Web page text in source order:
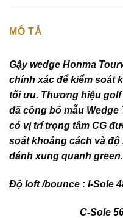
MÔ TẢ
Gậy wedge Honma
chính xác để kiểm soát
tối ưu. Thương hiệu golf
đã công bố mẫu Wedge
có vị trí trọng tâm CG
soát khoảng cách và
đánh xung quanh green.
Độ loft /bounce : I-Sole
C-Sole 56/08・